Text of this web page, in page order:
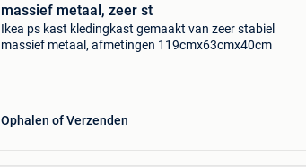
massief metaal, zeer st
Ikea ps kast kledingkast gemaakt van zeer stabiel
massief metaal, afmetingen 119cmx63cmx40cm
Ophalen of Verzenden